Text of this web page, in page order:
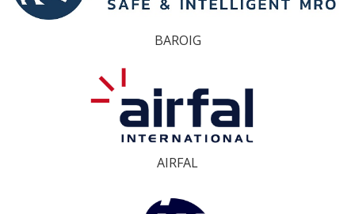
BAROIG
AIRFAL